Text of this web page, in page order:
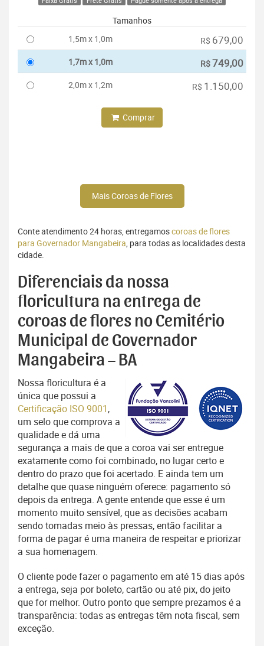
Tamanhos
1,5m x 1,0m
R$ 679,00
1,7m x 1,0m R$749,00
2,0m x 1,2m R$ 1.150,00
Comprar
Mais Coroas de Flores
Conte atendimento 24 horas, entregamoscoroas de flores
para Governador Mangabeira, para todas as localidades desta
cidade.
Diferenciais da nossa
floricultura na entrega de
coroas de flores no Cemitério
Municipal de Governador
Mangabeira – BA
Nossa floricultura é a
única que possui a
Certificação ISO 9001,
um selo que comprova a
qualidade e dá uma
segurança a mais de que a coroa vai ser entregue
exatamente como foi combinado, no lugar certo e
dentro do prazo que foi acertado. E ainda tem um
detalhe que quase ninguém oferece: pagamento só
depois da entrega. A gente entende que esse é um
momento muito sensível, que as decisões acabam
sendo tomadas meio às pressas, então facilitar a
forma de pagar é uma maneira de respeitar e priorizar
a sua homenagem.
O cliente pode fazer o pagamento em até 15 dias após
a entrega, seja por boleto, cartão ou até pix, do jeito
que for melhor. Outro ponto que sempre prezamos é a
transparência: todas as entregas têm nota fiscal, sem
exceção.